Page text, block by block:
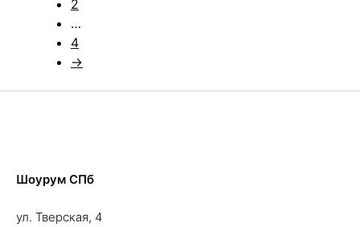
2
…
4
→
Шоурум СПб
ул. Тверская, 4